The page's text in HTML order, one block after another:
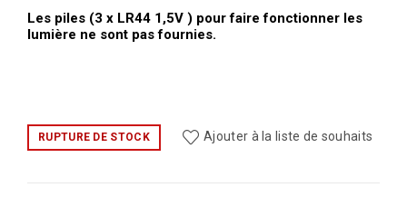
Les piles (3 x LR44 1,5V ) pour faire fonctionner les
lumière ne sont pas fournies.
RUPTURE DE STOCK Ajouter à la liste de souhaits